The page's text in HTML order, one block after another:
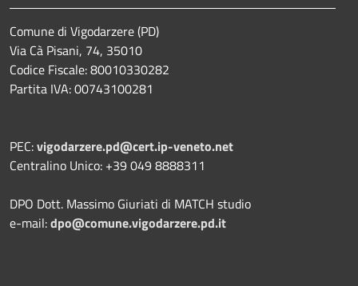
Comune di Vigodarzere (PD)
Via Cà Pisani, 74, 35010
Codice Fiscale: 80010330282
Partita IVA: 00743100281
PEC:vigodarzere.pd@cert.ip-veneto.net
Centralino Unico: +39 049 8888311
DPO Dott. Massimo Giuriati di MATCH studio
e-mail:dpo@comune.vigodarzere.pd.it